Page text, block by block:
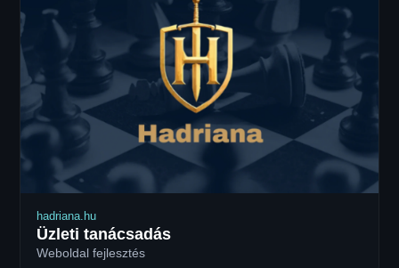
hadriana.hu
Üzleti tanácsadás
Weboldal fejlesztés